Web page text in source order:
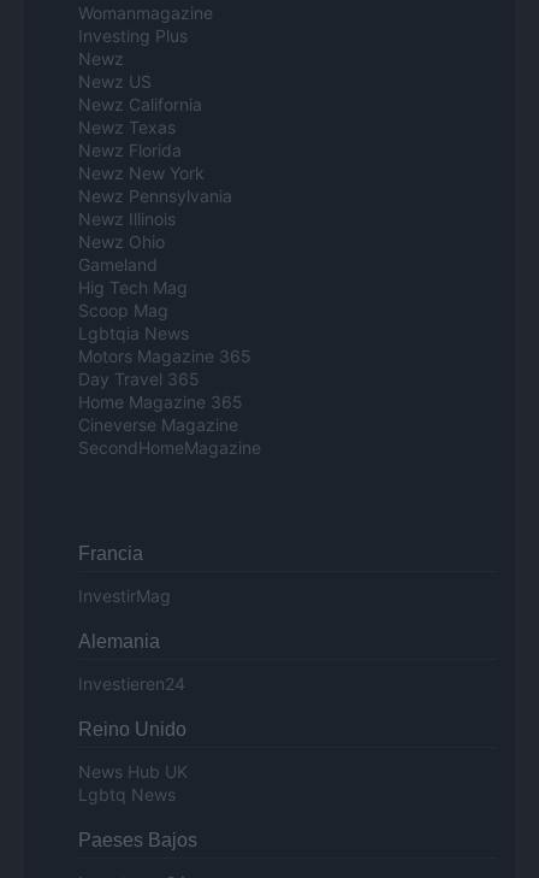
Womanmagazine
Investing Plus
Newz
Newz US
Newz California
Newz Texas
Newz Florida
Newz New York
Newz Pennsylvania
Newz Illinois
Newz Ohio
Gameland
Hig Tech Mag
Scoop Mag
Lgbtqia News
Motors Magazine 365
Day Travel 365
Home Magazine 365
Cineverse Magazine
SecondHomeMagazine
Francia
InvestirMag
Alemania
Investieren24
Reino Unido
News Hub UK
Lgbtq News
Paeses Bajos